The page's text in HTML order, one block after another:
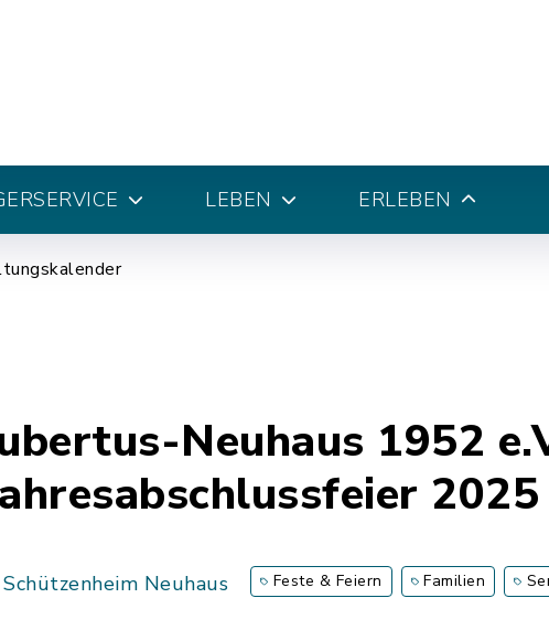
LEBEN ERLEBEN
Neuhaus 1952
2025
Schützenheim Neuhaus Feste & Feiern Familien